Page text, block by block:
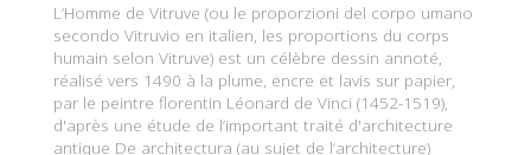
L’Homme de Vitruve (ou le proporzioni del corpo umano
secondo Vitruvio en italien, les proportions du corps
humain selon Vitruve) est un célèbre dessin annoté,
réalisé vers 1490 à la plume, encre et lavis sur papier,
par le peintre florentin Léonard de Vinci (1452-1519),
d'après une étude de l’important traité d'architecture
antique De architectura (au sujet de l’architecture)